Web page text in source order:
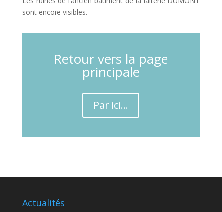
sont encore visibles.
Retour vers la page
principale
Par ici...
Actualités